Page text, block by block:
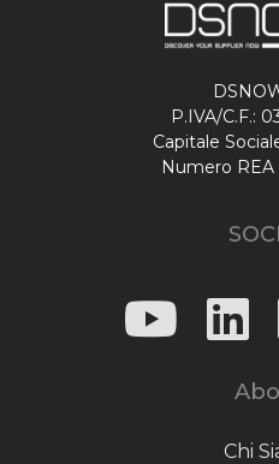
P.IVA/C.F.:
Capitale
Numero REA
Chi